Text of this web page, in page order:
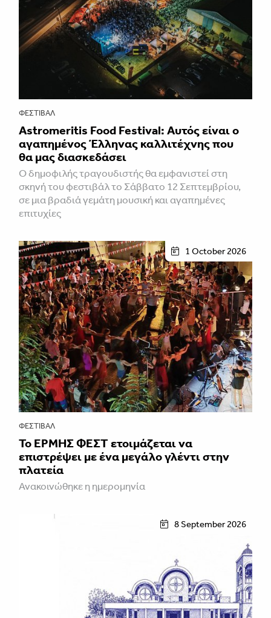
ΦΕΣΤΙΒΑΛ
Astromeritis Food Festival: Αυτός είναι ο
αγαπημένος Έλληνας καλλιτέχνης που
θα μας διασκεδάσει
Ο δημοφιλής τραγουδιστής θα εμφανιστεί στη
σκηνή του φεστιβάλ το Σάββατο 12 Σεπτεμβρίου,
σε μια βραδιά γεμάτη μουσική και αγαπημένες
επιτυχίες
1 October 2026
ΦΕΣΤΙΒΑΛ
Το ΕΡΜΗΣ ΦΕΣΤ ετοιμάζεται να
επιστρέψει με ένα μεγάλο γλέντι στην
πλατεία
Ανακοινώθηκε η ημερομηνία
8 September 2026